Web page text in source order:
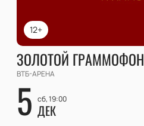
12+
ЗОЛОТОЙ ГРАММОФОН
ВТБ-АРЕНА
5 сб, 19:00
ДЕК